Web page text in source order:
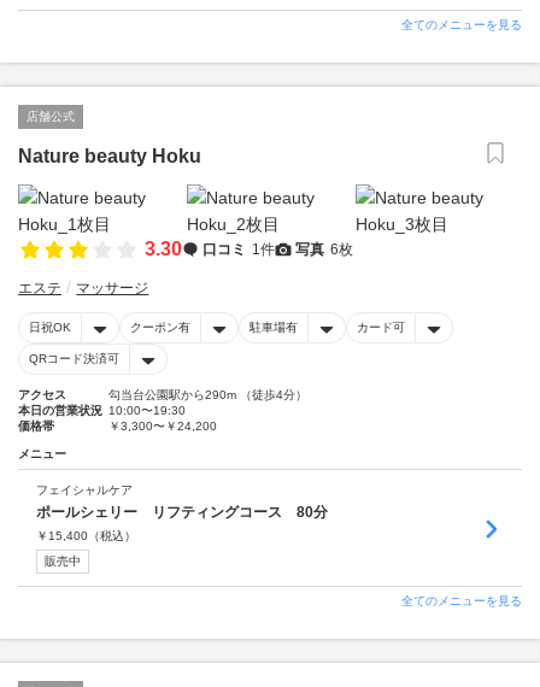
全てのメニューを見る
店舗公式
Nature beauty Hoku
3.30 口コミ 1件 写真 6枚
エステ マッサージ
日祝OK クーポン有 駐車場有 カード可
QRコード決済可
アクセス
勾当台公園駅から290m （徒歩4分）
本日の営業状況 10:00〜19:30
価格帯
￥3,300〜￥24,200
メニュー
フェイシャルケア
ポールシェリー リフティングコース 80分
￥ 15,400 （税込）
販売中
全てのメニューを見る